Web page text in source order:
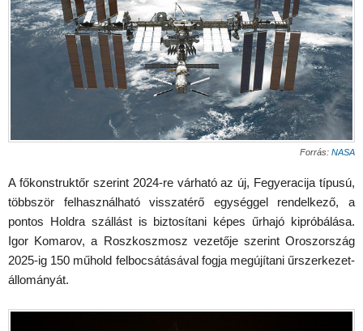
Forrás: NASA
A főkonstruktőr szerint 2024-re várható az új, Fegyeracija típusú,
többször felhasználható visszatérő egységgel rendelkező, a
pontos Holdra szállást is biztosítani képes űrhajó kipróbálása.
Igor Komarov, a Roszkoszmosz vezetője szerint Oroszország
2025-ig 150 műhold felbocsátásával fogja megújítani űrszerkezet-
állományát.